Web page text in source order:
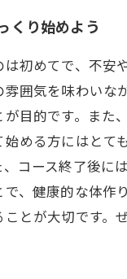
くり始めよう
は初めてで、不安
囲気を味わいな
が目的です。また
始める方にはとて
コース終了後に
で、健康的な体作
とが大切です。